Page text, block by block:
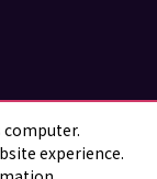
experience.